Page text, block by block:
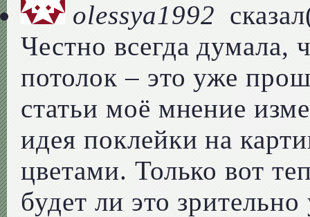
olessya1992
Честно всегда думала,
потолок – это уже
статьи моё мнение
идея поклейки на
цветами. Только вот
будет ли это